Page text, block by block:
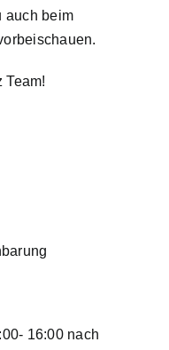
auch beim
Team!
16:00 nach